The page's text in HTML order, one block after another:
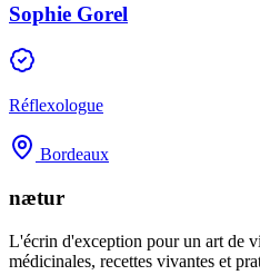
Sophie Gorel
Réflexologue
Bordeaux
nætur
L'écrin d'exception pour un art de
médicinales, recettes vivantes et